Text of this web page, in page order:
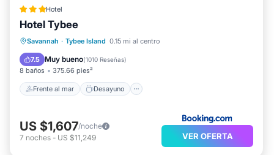
Hotel
Hotel Tybee
Savannah · Tybee Island 0.15 mi al centro
7.5 Muy bueno(1010 Reseñas)
8 baños 375.66 pies²
Frente al mar Desayuno
Frente al mar
Desayuno
Aparcamiento
US $1,607/noche
7 noches - US $11,249 VER OFERTA